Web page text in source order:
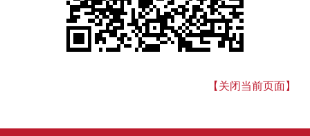
【关闭当前页面】